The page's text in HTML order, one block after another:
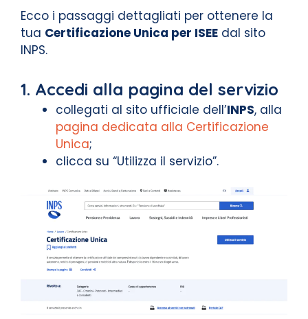
Ecco i passaggi dettagliati per ottenere la
tua Certificazione Unica per ISEE dal sito
INPS.
1. Accedi alla pagina del servizio
collegati al sito ufficiale dell’INPS, alla
pagina dedicata alla Certificazione
Unica;
clicca su “Utilizza il servizio”.